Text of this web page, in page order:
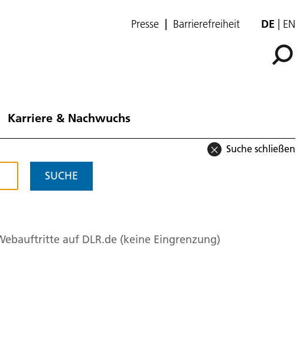
Presse Barrierefreiheit DE EN
Karriere & Nachwuchs
Suche schließen
SUCHE
auf DLR.de (keine Eingrenzung)